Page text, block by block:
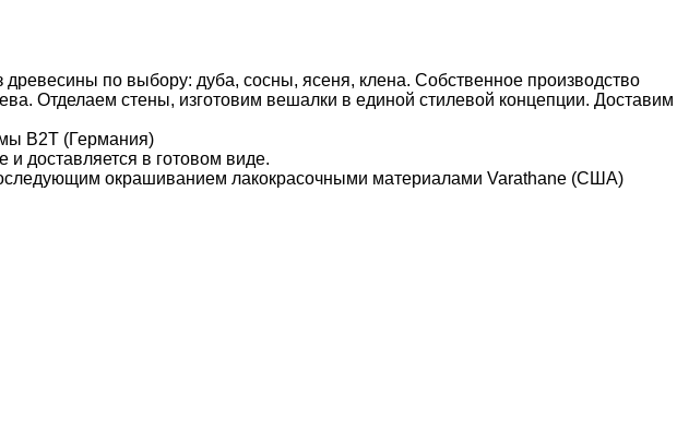
по выбору: дуба, сосны, ясеня, клена. Собственное производство
Отделаем стены, изготовим вешалки в единой стилевой концепции. Доставим
B2T (Германия)
и доставляется в готовом виде.
окрашиванием лакокрасочными материалами Varathane (США)